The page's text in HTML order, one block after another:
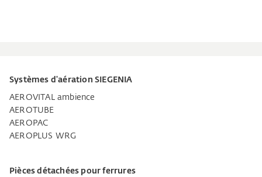
Systèmes d'aération SIEGENIA
AEROVITAL ambience
AEROTUBE
AEROPAC
AEROPLUS WRG
Pièces détachées pour ferrures